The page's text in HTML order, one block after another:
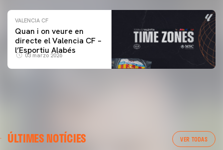
VALENCIA CF
Quan i on veure en
directe el Valencia CF –
l’Esportiu Alabés
03 marzo 2026
ÚLTIMES NOTÍCIES VER TODAS